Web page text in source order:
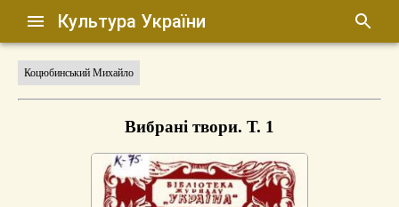
Культура України
Коцюбинський Михайло
Вибрані твори. Т. 1